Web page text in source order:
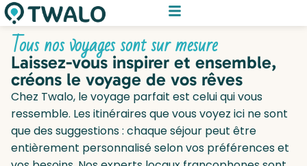
Tous nos voyages sont sur mesure
Laissez-vous inspirer et ensemble,
créons le voyage de vos rêves
Chez Twalo, le voyage parfait est celui qui vous
ressemble. Les itinéraires que vous voyez ici ne sont
que des suggestions : chaque séjour peut être
entièrement personnalisé selon vos préférences et